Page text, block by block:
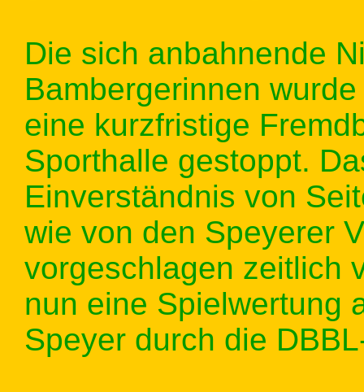
Die sich anbahnende
Bambergerinnen
eine kurzfristige
Sporthalle gestoppt.
Einverständnis von
wie von den Speyerer
vorgeschlagen zeitlich
nun eine Spielwertung
Speyer durch die